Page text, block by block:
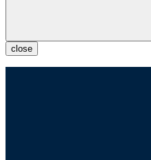
close